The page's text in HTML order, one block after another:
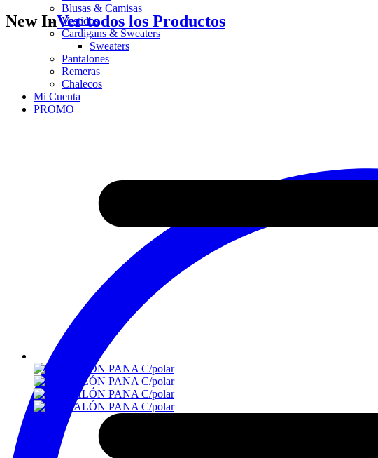
Blusas & Camisas
Vestidos
Cardigans & Sweaters
Sweaters
Pantalones
Remeras
Chalecos
Mi Cuenta
PROMO
New InVer todos los Productos